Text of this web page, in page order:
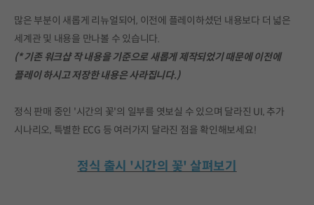
많은 부분이 새롭게 리뉴얼되어, 이전에 플레이하셨던 내용보다 더 넓은
세계관 및 내용을 만나볼 수 있습니다.
(* 기존 워크샵 작 내용을 기준으로 새롭게 제작되었기 때문에 이전에
플레이 하시고 저장한 내용은 사라집니다.)
정식 판매 중인 '시간의 꽃'의 일부를 엿보실 수 있으며 달라진 UI, 추가
시나리오, 특별한 ECG 등 여러가지 달라진 점을 확인해보세요!
정식 출시 '시간의 꽃' 살펴보기